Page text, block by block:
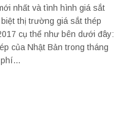
nhất và tình hình giá sắt
thị trường giá sắt thép
cụ thể như bên dưới đây:
của Nhật Bản trong tháng